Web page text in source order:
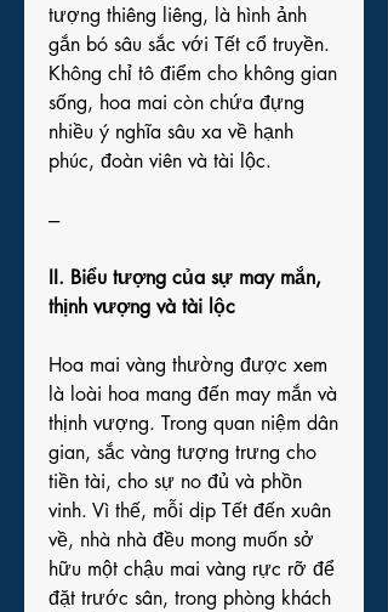
tượng thiêng liêng, là hình ảnh
gắn bó sâu sắc với Tết cổ truyền.
Không chỉ tô điểm cho không gian
sống, hoa mai còn chứa đựng
nhiều ý nghĩa sâu xa về hạnh
phúc, đoàn viên và tài lộc.
---
II. Biểu tượng của sự may mắn,
thịnh vượng và tài lộc
Hoa mai vàng thường được xem
là loài hoa mang đến may mắn và
thịnh vượng. Trong quan niệm dân
gian, sắc vàng tượng trưng cho
tiền tài, cho sự no đủ và phồn
vinh. Vì thế, mỗi dịp Tết đến xuân
về, nhà nhà đều mong muốn sở
hữu một chậu mai vàng rực rỡ để
đặt trước sân, trong phòng khách